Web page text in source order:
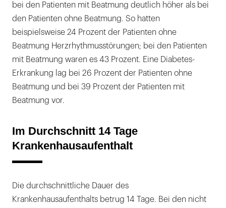
bei den Patienten mit Beatmung deutlich höher als bei
den Patienten ohne Beatmung. So hatten
beispielsweise 24 Prozent der Patienten ohne
Beatmung Herzrhythmusstörungen; bei den Patienten
mit Beatmung waren es 43 Prozent. Eine Diabetes-
Erkrankung lag bei 26 Prozent der Patienten ohne
Beatmung und bei 39 Prozent der Patienten mit
Beatmung vor.
Im Durchschnitt 14 Tage
Krankenhausaufenthalt
Die durchschnittliche Dauer des
Krankenhausaufenthalts betrug 14 Tage. Bei den nicht